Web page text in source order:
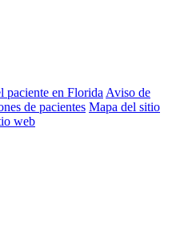
paciente en Florida Aviso de
de pacientes Mapa del sitio
web